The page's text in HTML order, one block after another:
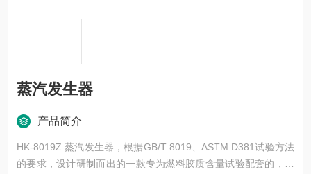
蒸汽发生器
产品简介
HK-8019Z 蒸汽发生器，根据GB/T 8019、ASTM D381试验方法
的要求，设计研制而出的一款专为燃料胶质含量试验配套的，其